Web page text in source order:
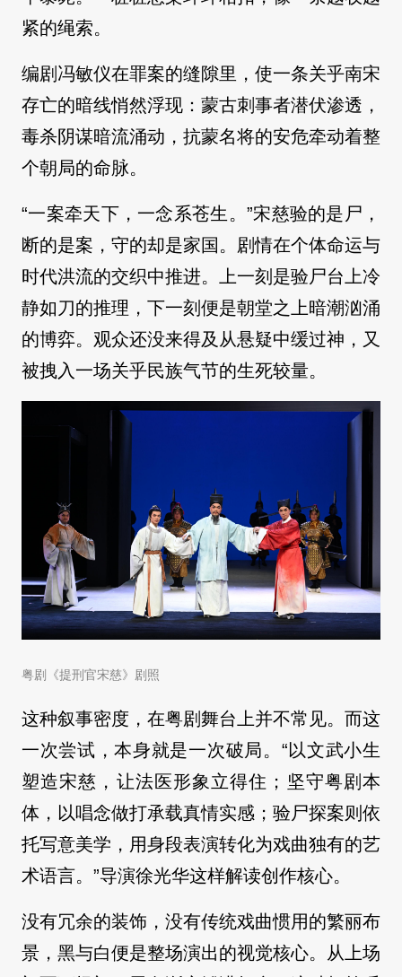
紧的绳索。
编剧冯敏仪在罪案的缝隙里，使一条关乎南宋
存亡的暗线悄然浮现：蒙古刺事者潜伏渗透，
毒杀阴谋暗流涌动，抗蒙名将的安危牵动着整
个朝局的命脉。
“一案牵天下，一念系苍生。”宋慈验的是尸，
断的是案，守的却是家国。剧情在个体命运与
时代洪流的交织中推进。上一刻是验尸台上冷
静如刀的推理，下一刻便是朝堂之上暗潮汹涌
的博弈。观众还没来得及从悬疑中缓过神，又
被拽入一场关乎民族气节的生死较量。
粤剧《提刑官宋慈》剧照
这种叙事密度，在粤剧舞台上并不常见。而这
一次尝试，本身就是一次破局。“以文武小生
塑造宋慈，让法医形象立得住；坚守粤剧本
体，以唱念做打承载真情实感；验尸探案则依
托写意美学，用身段表演转化为戏曲独有的艺
术语言。”导演徐光华这样解读创作核心。
没有冗余的装饰，没有传统戏曲惯用的繁丽布
景，黑与白便是整场演出的视觉核心。从上场